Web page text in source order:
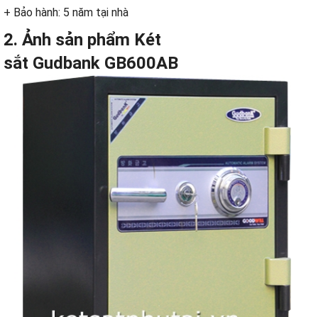
+ Bảo hành: 5 năm tại nhà
2. Ảnh sản phẩm Két
sắt Gudbank GB600AB